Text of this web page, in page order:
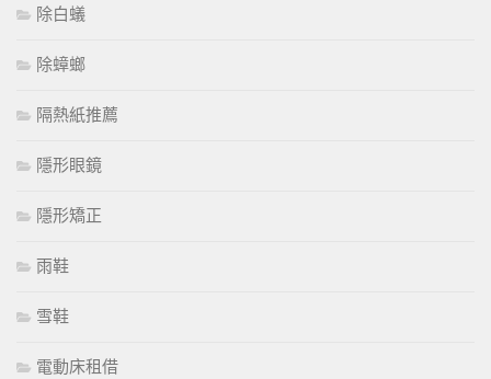
除白蟻
除蟑螂
隔熱紙推薦
隱形眼鏡
隱形矯正
雨鞋
雪鞋
電動床租借